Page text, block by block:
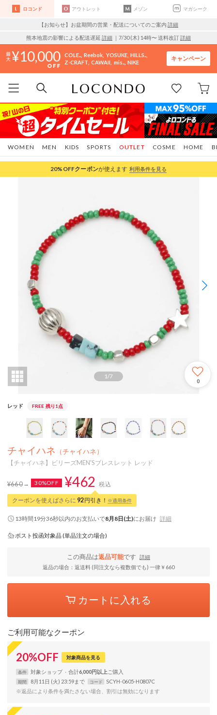
ロコンド アウトレット メゾン マガシーク
【お知らせ】お盆期間の営業・配送についてのご案内 詳細
熊本地震の影響による配送遅延 詳細 ｜7/30 (木) 14時〜 送料改訂詳細
10,000 COLE.. Reebok YOSUKE HILLS..
Z-CRAFT CAWAII mis.. NIKE
キャンペーン
WOMEN MEN KIDS SPORTS COSME HOME
OUTLET
20%OFFクーポンが使えます 利用条件を見る
1/7
0
レッド FREE 残り1点
チャイハネ （チャイハネ）
【チャイハネ】ビリーズMEN'Sブレスレット レッド
¥660 30%OFF ¥462 税込
クーポンを使えばさらに 92円引き！ ※適用条件
13時間19分35秒以内のお支払いで8月8日(土)にお届け 詳細
ポスト投函対象品 (単品注文の場合)
この商品は返品可能です
詳細
返品の場合：返送料 (同注文なら複数個でも) 一律￥660
カートに入れる
ご利用可能なクーポン
20%OFF 対象商品を見る
条件 対象ショップ 合計6,000円以上
期間 8月11日 (火) 23:59まで コード
SCYH-0605-H0807C
※返品により条件を満たさない場合、割引は無効になります